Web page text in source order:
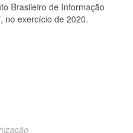
Brasileiro de Informação
no exercício de 2020.